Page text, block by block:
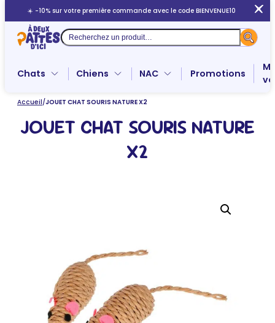
au
contenu
☀️ -10% sur votre première commande avec le code BIENVENUE10
Recherche
Chats Chiens NAC Promotions
Accueil/JOUET CHAT SOURIS NATURE X2
JOUET CHAT SOURIS NATURE
X2